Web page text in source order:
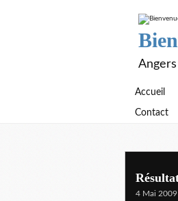
Angers
Accueil
Contact
4 Mai 2009